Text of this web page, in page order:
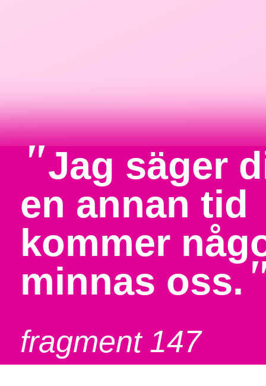
"Jag säger
en annan tid
kommer
minnas oss.
fragment 147